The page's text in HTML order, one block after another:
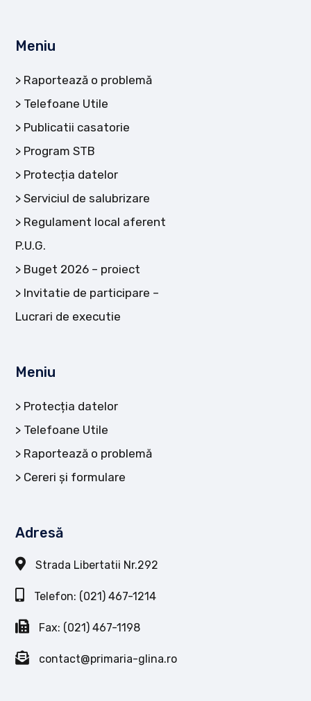
Meniu
Raportează o problemă
Telefoane Utile
Publicatii casatorie
Program STB
Protecția datelor
Serviciul de salubrizare
Regulament local aferent
P.U.G.
Buget 2026 – proiect
Invitatie de participare –
Lucrari de executie
Meniu
Protecția datelor
Telefoane Utile
Raportează o problemă
Cereri și formulare
Adresă
Strada Libertatii Nr.292
Telefon: (021) 467-1214
Fax: (021) 467-1198
contact@primaria-glina.ro